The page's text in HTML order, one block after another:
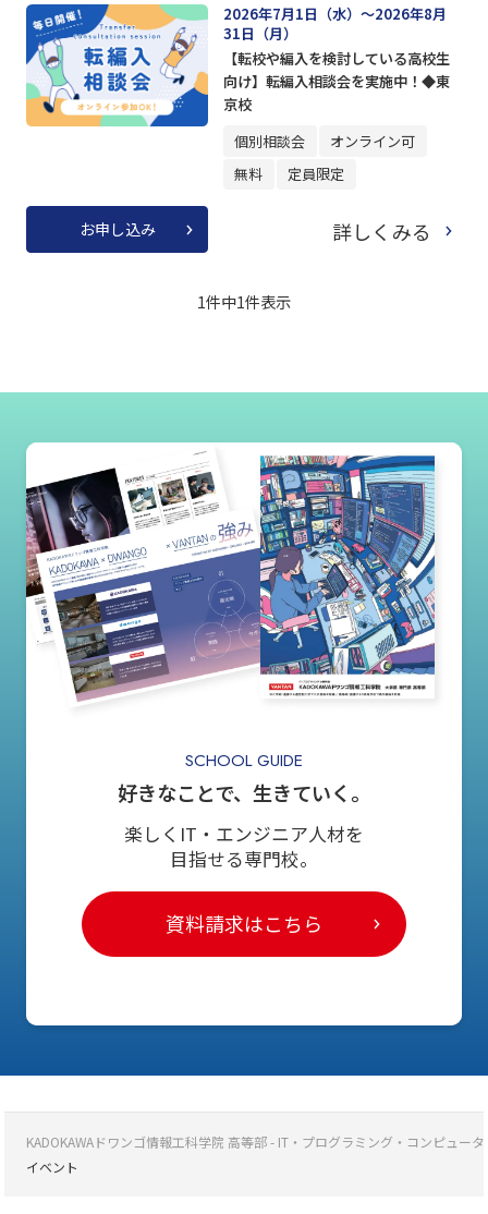
2026年7月1日（水）～2026年8月
31日（月）
【転校や編入を検討している高校生
向け】転編入相談会を実施中！◆東
京校
個別相談会
オンライン可
無料
定員限定
お申し込み 詳しくみる
1件中1件表示
SCHOOL GUIDE
好きなことで、生きていく。
楽しくIT・エンジニア人材を
目指せる専門校。
資料請求はこちら
KADOKAWAドワンゴ情報工科学院 高等部 - IT・プログラミング・コンピュー
イベント